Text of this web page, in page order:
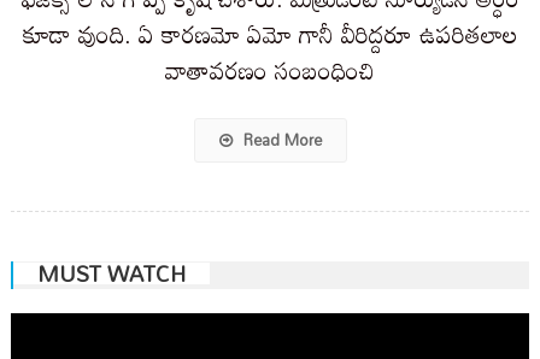
కూడా వుంది. ఏ కారణమో ఏమో గానీ వీరిద్దరూ ఉపరితలాల
వాతావరణం సంబంధించి
Read More
MUST WATCH